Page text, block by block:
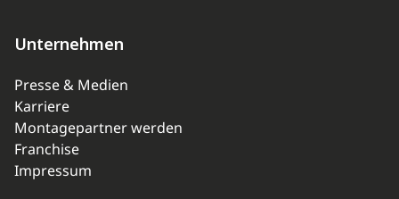
Unternehmen
Presse & Medien
Karriere
Montagepartner werden
Franchise
Impressum